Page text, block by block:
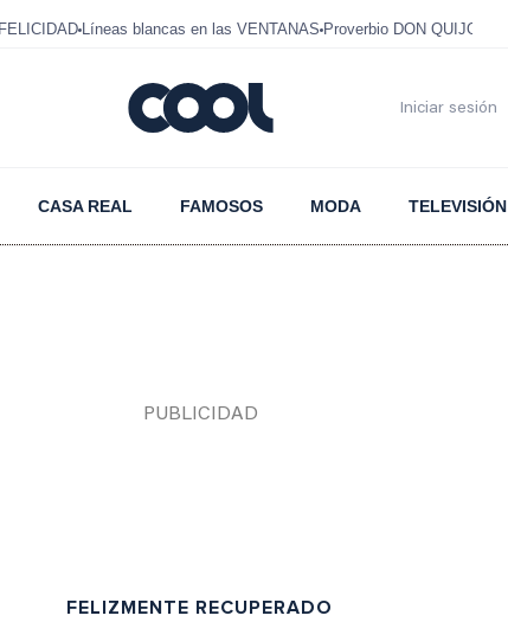
Líneas blancas en las VENTANAS Proverbio DON QUIJOTE
Iniciar sesión
CASA REAL FAMOSOS MODA TELEVISIÓN
FELIZMENTE RECUPERADO